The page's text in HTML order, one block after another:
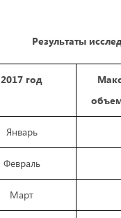
Результаты
2017 год
Январь
Февраль
Март